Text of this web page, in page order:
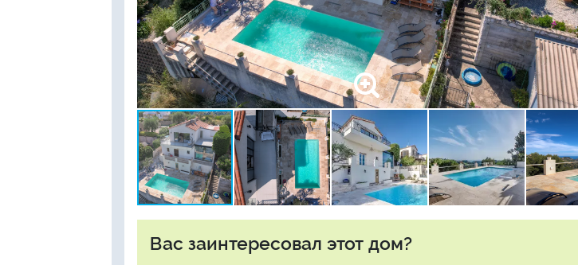
Вас заинтересовал этот дом?